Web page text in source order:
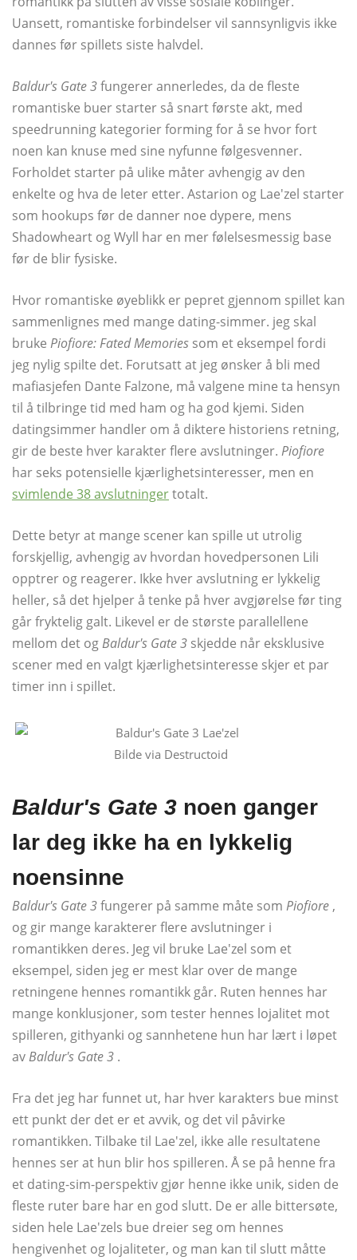
Uansett, romantiske forbindelser vil sannsynligvis ikke
dannes før spillets siste halvdel.
Baldur's Gate 3fungerer annerledes, da de fleste
romantiske buer starter så snart første akt, med
speedrunning kategorier forming for å se hvor fort
noen kan knuse med sine nyfunne følgesvenner.
Forholdet starter på ulike måter avhengig av den
enkelte og hva de leter etter. Astarion og Lae'zel starter
som hookups før de danner noe dypere, mens
Shadowheart og Wyll har en mer følelsesmessig base
før de blir fysiske.
Hvor romantiske øyeblikk er pepret gjennom spillet kan
sammenlignes med mange dating-simmer. jeg skal
bruke Piofiore: Fated Memories som et eksempel fordi
jeg nylig spilte det. Forutsatt at jeg ønsker å bli med
mafiasjefen Dante Falzone, må valgene mine ta hensyn
til å tilbringe tid med ham og ha god kjemi. Siden
datingsimmer handler om å diktere historiens retning,
gir de beste hver karakter flere avslutninger. Piofiore
har seks potensielle kjærlighetsinteresser, men en
svimlende 38 avslutningertotalt.
Dette betyr at mange scener kan spille ut utrolig
forskjellig, avhengig av hvordan hovedpersonen Lili
opptrer og reagerer. Ikke hver avslutning er lykkelig
heller, så det hjelper å tenke på hver avgjørelse før ting
går fryktelig galt. Likevel er de største parallellene
mellom det ogBaldur's Gate 3 skjedde når eksklusive
scener med en valgt kjærlighetsinteresse skjer et par
timer inn i spillet.
Bilde via Destructoid
Baldur's Gate 3 noen ganger
lar deg ikke ha en lykkelig
noensinne
Baldur's Gate 3fungerer på samme måte som Piofiore ,
og gir mange karakterer flere avslutninger i
romantikken deres. Jeg vil bruke Lae'zel som et
eksempel, siden jeg er mest klar over de mange
retningene hennes romantikk går. Ruten hennes har
mange konklusjoner, som tester hennes lojalitet mot
spilleren, githyanki og sannhetene hun har lært i løpet
avBaldur's Gate 3 .
Fra det jeg har funnet ut, har hver karakters bue minst
ett punkt der det er et avvik, og det vil påvirke
romantikken. Tilbake til Lae'zel, ikke alle resultatene
hennes ser at hun blir hos spilleren. Å se på henne fra
et dating-sim-perspektiv gjør henne ikke unik, siden de
fleste ruter bare har en god slutt. De er alle bittersøte,
siden hele Lae'zels bue dreier seg om hennes
hengivenhet og lojaliteter, og man kan til slutt måtte